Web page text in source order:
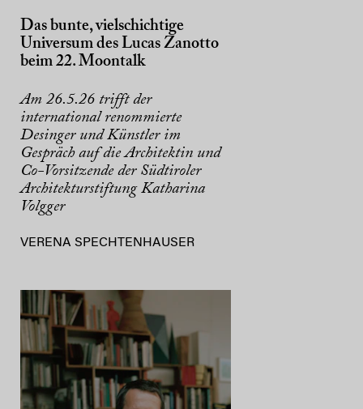
Das bunte, vielschichtige
Universum des Lucas Zanotto
beim 22. Moontalk
Am 26.5.26 trifft der
international renommierte
Desinger und Künstler im
Gespräch auf die Architektin und
Co-Vorsitzende der Südtiroler
Architekturstiftung Katharina
Volgger
VERENA SPECHTENHAUSER